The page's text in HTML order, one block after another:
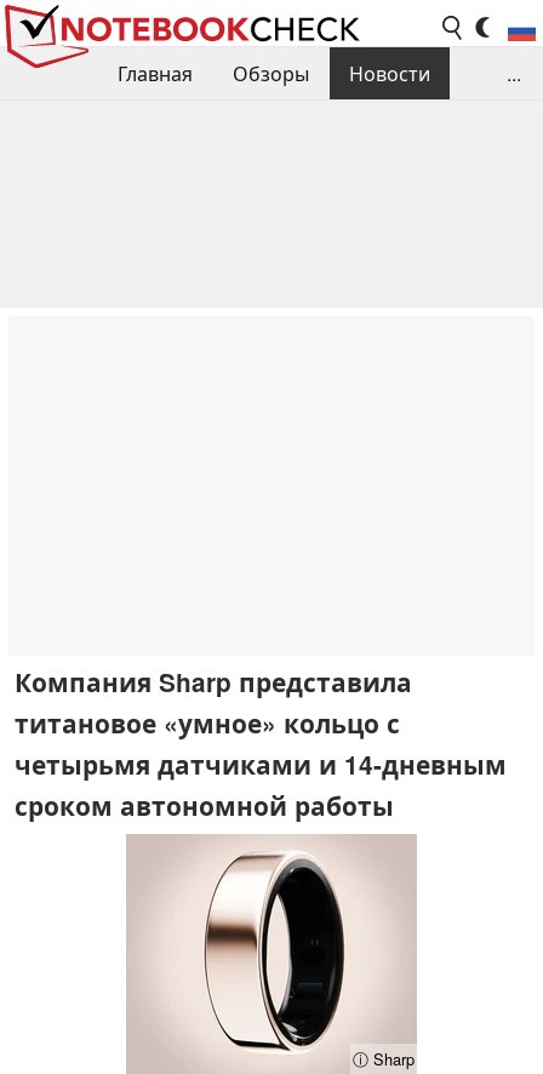
Главная Обзоры
Новости
...
Компания Sharp представила
титановое «умное» кольцо с
четырьмя датчиками и 14-дневным
сроком автономной работы
ⓘ Sharp